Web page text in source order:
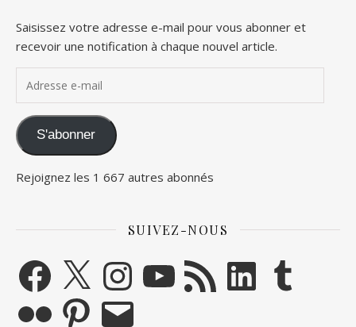
Saisissez votre adresse e-mail pour vous abonner et
recevoir une notification à chaque nouvel article.
S'abonner
Rejoignez les 1 667 autres abonnés
SUIVEZ-NOUS
Facebook
X InstagramYouTubeFlux RSSLinkedIn Tumblr
PinterestE-mail